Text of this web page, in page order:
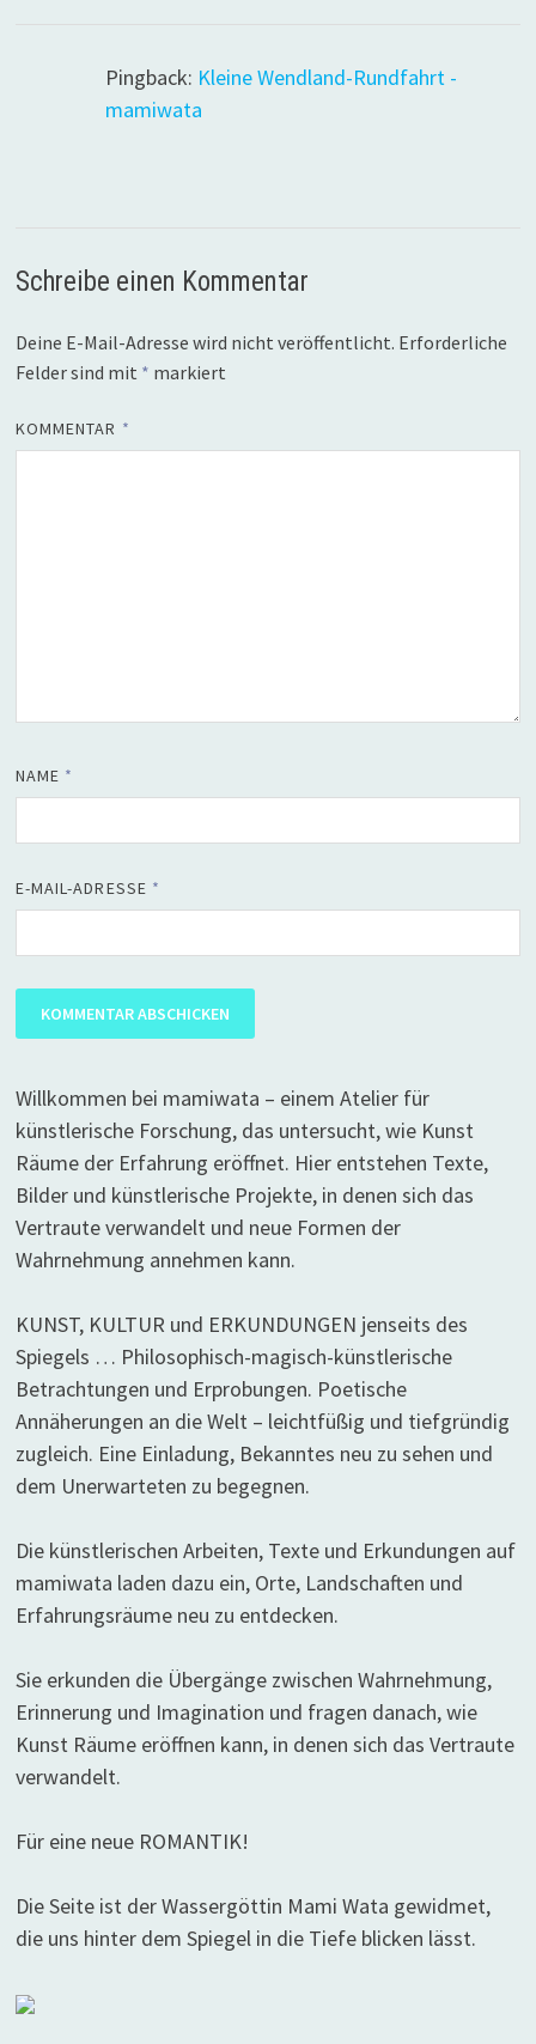
Pingback: Kleine Wendland-Rundfahrt -
mamiwata
Schreibe einen Kommentar
Deine E-Mail-Adresse wird nicht veröffentlicht. Erforderliche
Felder sind mit * markiert
KOMMENTAR *
NAME *
E-MAIL-ADRESSE *
Willkommen bei mamiwata – einem Atelier für
künstlerische Forschung, das untersucht, wie Kunst
Räume der Erfahrung eröffnet. Hier entstehen Texte,
Bilder und künstlerische Projekte, in denen sich das
Vertraute verwandelt und neue Formen der
Wahrnehmung annehmen kann.
KUNST, KULTUR und ERKUNDUNGEN jenseits des
Spiegels … Philosophisch-magisch-künstlerische
Betrachtungen und Erprobungen. Poetische
Annäherungen an die Welt – leichtfüßig und tiefgründig
zugleich. Eine Einladung, Bekanntes neu zu sehen und
dem Unerwarteten zu begegnen.
Die künstlerischen Arbeiten, Texte und Erkundungen auf
mamiwata laden dazu ein, Orte, Landschaften und
Erfahrungsräume neu zu entdecken.
Sie erkunden die Übergänge zwischen Wahrnehmung,
Erinnerung und Imagination und fragen danach, wie
Kunst Räume eröffnen kann, in denen sich das Vertraute
verwandelt.
Für eine neue ROMANTIK!
Die Seite ist der Wassergöttin Mami Wata gewidmet,
die uns hinter dem Spiegel in die Tiefe blicken lässt.